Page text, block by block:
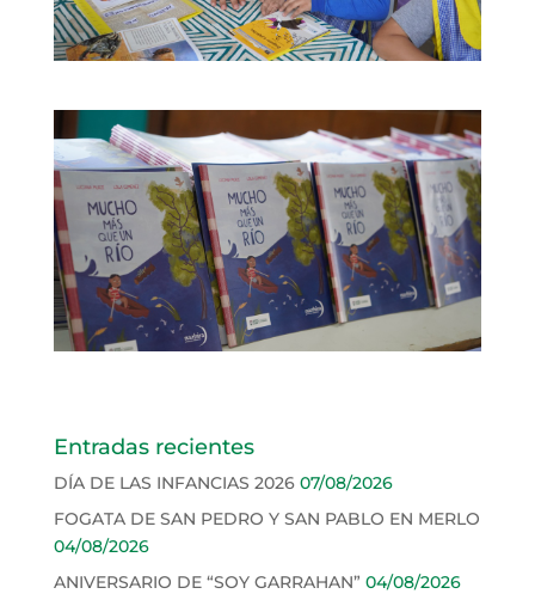
Entradas recientes
DÍA DE LAS INFANCIAS 2026 07/08/2026
FOGATA DE SAN PEDRO Y SAN PABLO EN MERLO
04/08/2026
ANIVERSARIO DE “SOY GARRAHAN” 04/08/2026